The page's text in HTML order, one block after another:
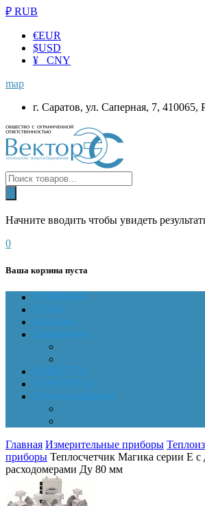
₽ RUB
€EUR
$USD
¥ CNY
map
г. Саратов, ул. Саперная, 7, 410065,
Начните вводить чтобы увидеть
0
Ваша корзина пуста
ГЛАВНАЯ
О НАС
Магазин
Документы
НОВОСТИ
КОНТАКТЫ
Личный кабинет
Главная Измерительные приборы
приборы Теплосчетчик Магика серии Е с
расходомерами Ду 80 мм